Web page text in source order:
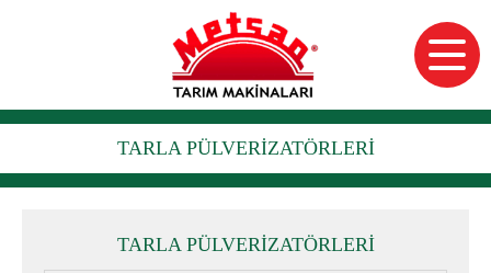
TARLA PÜLVERİZATÖRLERİ
TARLA PÜLVERİZATÖRLERİ